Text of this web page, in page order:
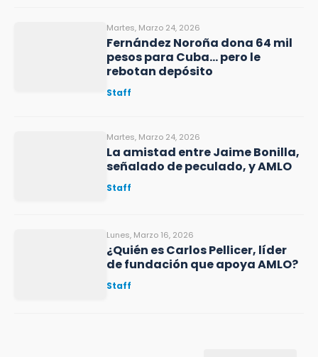
Martes, Marzo 24, 2026
Fernández Noroña dona 64 mil
pesos para Cuba… pero le
rebotan depósito
Staff
Martes, Marzo 24, 2026
La amistad entre Jaime Bonilla,
señalado de peculado, y AMLO
Staff
Lunes, Marzo 16, 2026
¿Quién es Carlos Pellicer, líder
de fundación que apoya AMLO?
Staff